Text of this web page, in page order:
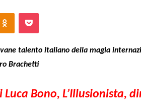
talento italiano della magia
Brachetti
Bono, L’Illusionista,